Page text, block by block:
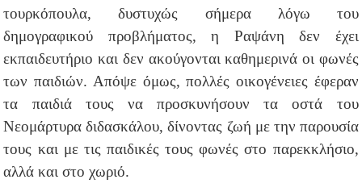
τουρκόπουλα, δυστυχώς σήμερα λόγω του
δημογραφικού προβλήματος, η Ραψάνη δεν έχει
εκπαιδευτήριο και δεν ακούγονται καθημερινά οι φωνές
των παιδιών. Απόψε όμως, πολλές οικογένειες έφεραν
τα παιδιά τους να προσκυνήσουν τα οστά του
Νεομάρτυρα διδασκάλου, δίνοντας ζωή με την παρουσία
τους και με τις παιδικές τους φωνές στο παρεκκλήσιο,
αλλά και στο χωριό.